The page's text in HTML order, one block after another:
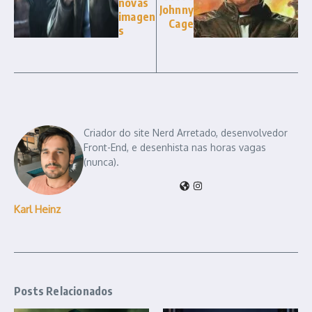
imagen
s
Johnny
Cage
Karl Heinz
Criador do site Nerd Arretado, desenvolvedor
Front-End, e desenhista nas horas vagas
(nunca).
Posts Relacionados